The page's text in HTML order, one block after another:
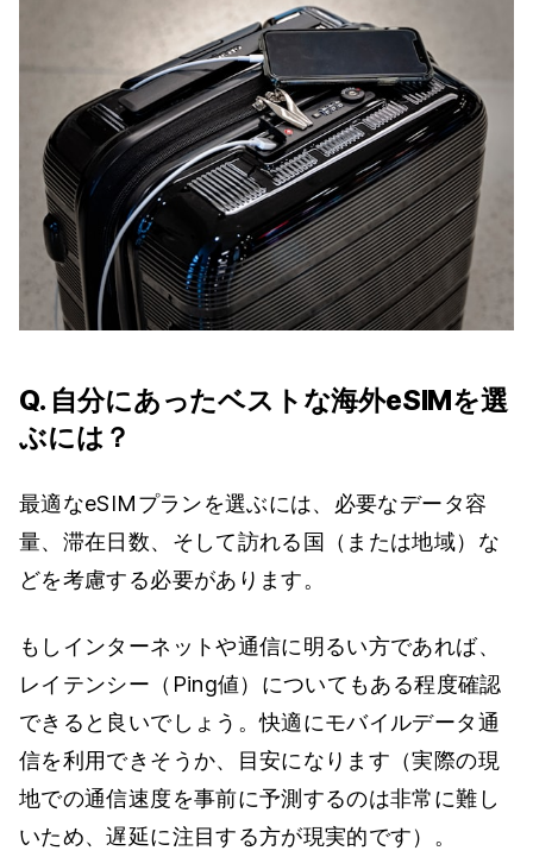
Q. 自分にあったベストな海外eSIMを選
ぶには？
最適なeSIMプランを選ぶには、必要なデータ容
量、滞在日数、そして訪れる国（または地域）な
どを考慮する必要があります。
もしインターネットや通信に明るい方であれば、
レイテンシー（Ping値）についてもある程度確認
できると良いでしょう。快適にモバイルデータ通
信を利用できそうか、目安になります（実際の現
地での通信速度を事前に予測するのは非常に難し
いため、遅延に注目する方が現実的です）。